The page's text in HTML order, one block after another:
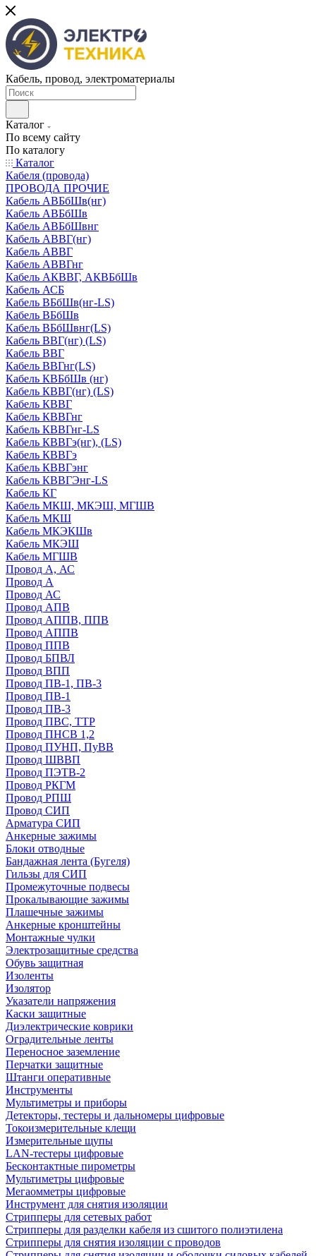
Кабель, провод, электроматериалы
Каталог
По всему сайту
По каталогу
Каталог
Кабеля (провода)
ПРОВОДА ПРОЧИЕ
Кабель АВБбШв(нг)
Кабель АВБбШв
Кабель АВБбШвнг
Кабель АВВГ(нг)
Кабель АВВГ
Кабель АВВГнг
Кабель АКВВГ, АКВБбШв
Кабель АСБ
Кабель ВБбШв(нг-LS)
Кабель ВБбШв
Кабель ВБбШвнг(LS)
Кабель ВВГ(нг) (LS)
Кабель ВВГ
Кабель ВВГнг(LS)
Кабель КВБбШв (нг)
Кабель КВВГ(нг) (LS)
Кабель КВВГ
Кабель КВВГнг
Кабель КВВГнг-LS
Кабель КВВГэ(нг), (LS)
Кабель КВВГэ
Кабель КВВГэнг
Кабель КВВГЭнг-LS
Кабель КГ
Кабель МКШ, МКЭШ, МГШВ
Кабель МКШ
Кабель МКЭКШв
Кабель МКЭШ
Кабель МГШВ
Провод А, АС
Провод А
Провод АС
Провод АПВ
Провод АППВ, ППВ
Провод АППВ
Провод ППВ
Провод БПВЛ
Провод ВПП
Провод ПВ-1, ПВ-3
Провод ПВ-1
Провод ПВ-3
Провод ПВС, ТТР
Провод ПНСВ 1,2
Провод ПУНП, ПуВВ
Провод ШВВП
Провод ПЭТВ-2
Провод РКГМ
Провод РПШ
Провод СИП
Арматура СИП
Анкерные зажимы
Блоки отводные
Бандажная лента (Бугеля)
Гильзы для СИП
Промежуточные подвесы
Прокалывающие зажимы
Плашечные зажимы
Анкерные кронштейны
Монтажные чулки
Электрозащитные средства
Обувь защитная
Изоленты
Изолятор
Указатели напряжения
Каски защитные
Диэлектрические коврики
Оградительные ленты
Переносное заземление
Перчатки защитные
Штанги оперативные
Инструменты
Мультиметры и приборы
Детекторы, тестеры и дальномеры цифровые
Токоизмерительные клещи
Измерительные щупы
LAN-тестеры цифровые
Бесконтактные пирометры
Мультиметры цифровые
Мегаомметры цифровые
Инструмент для снятия изоляции
Стрипперы для сетевых работ
Стрипперы для разделки кабеля из сшитого полиэтилена
Cтрипперы для снятия изоляции с проводов